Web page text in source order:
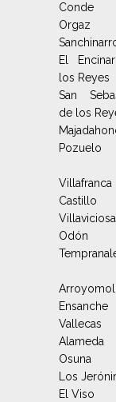
Conde
Orgaz
El
los Reyes
San
de los
Pozuelo
Castillo
Odón
Vallecas
Osuna
Los
El Viso